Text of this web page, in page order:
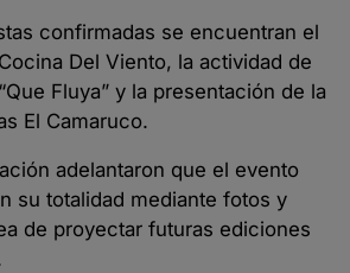
confirmadas se encuentran el
Del Viento, la actividad de
Fluya” y la presentación de la
El Camaruco.
adelantaron que el evento
su totalidad mediante fotos y
de proyectar futuras ediciones